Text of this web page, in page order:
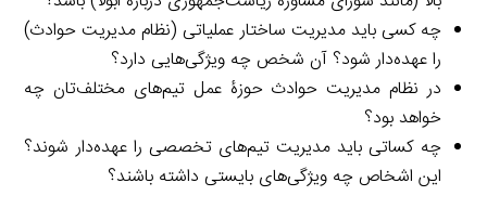
چه کسی باید مدیریت ساختار عملیاتی (نظام مدیریت حوادث)
را عهده‌دار شود؟ آن شخص چه ویژگی‌هایی دارد؟
در نظام مدیریت حوادث حوزۀ عمل تیم‌های مختلف‌تان چه
خواهد بود؟
چه کساتی باید مدیریت تیم‌های تخصصی را عهده‌دار شوند؟
این اشخاص چه ویژگی‌های بایستی داشته باشند؟